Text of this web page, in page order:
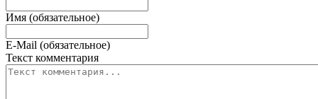
Имя (обязательное)
E-Mail (обязательное)
Текст комментария